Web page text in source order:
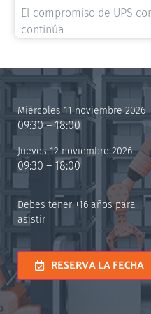
El compromiso de UPS
continúa
Miércoles 11 noviembre 2026
09:30 – 18:00
Jueves 12 noviembre 2026
09:30 – 18:00
Debes tener +16 años para
asistir
RESERVA LA FECHA